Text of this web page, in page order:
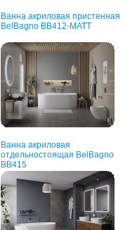
Ванна акриловая пристенная
BelBagno ВВ412-MATT
Ванна акриловая
отдельностоящая BelBagno
ВВ415